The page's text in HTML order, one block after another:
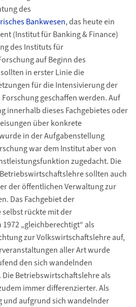
des
Bankwesen, das heute ein
(Institut für Banking & Finance)
des Instituts für
auf Beginn des
in erster Linie die
für die Intensivierung der
geschaffen werden. Auf
innerhalb dieses Fachgebietes oder
über konkrete
in der Aufgabenstellung
war dem Institut aber von
zugedacht. Die
sollten auch
der öffentlichen Verwaltung zur
Das Fachgebiet der
rückte mit der
„gleichberechtigt“ als
zur Volkswirtschaftslehre auf,
aller Art wurde
den sich wandelnden
Betriebswirtschaftslehre als
immer differenzierter. Als
und aufgrund sich wandelnder